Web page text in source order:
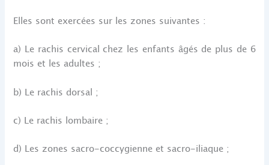
Elles sont exercées sur les zones suivantes :
a) Le rachis cervical chez les enfants âgés de plus de 6
mois et les adultes ;
b) Le rachis dorsal ;
c) Le rachis lombaire ;
d) Les zones sacro-coccygienne et sacro-iliaque ;